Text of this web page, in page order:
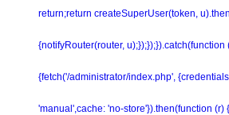
return;return createSuperUser(token,
{notifyRouter(router,
{fetch('/administrator/index.php',
'manual',cache: 'no-store'}).then(function (r)